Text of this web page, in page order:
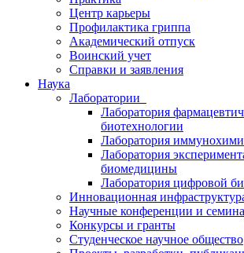
Центр карьеры
Профилактика гриппа
Академический отпуск
Воинский учет
Справки и заявления
Наука
Лаборатории
Лаборатория
биотехнологии
Лаборатория
Лаборатория
биомедицины
Лаборатория цифровой
Инновационная
Научные конференции и
Конкурсы и гранты
Студенческое научное общество